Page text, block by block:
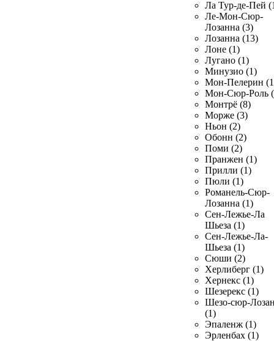
Ла Тур-де-Пей
Ле-Мон-Сюр-
Лозанна (3)
Лозанна (13)
Лоне (1)
Лугано (1)
Минузио (1)
Мон-Пелерин
Мон-Сюр-Роль
Монтрё (8)
Морже (3)
Ньон (2)
Обонн (2)
Поми (2)
Пранжен (1)
Прилли (1)
Пюли (1)
Романель-Сюр-
Лозанна (1)
Сен-Лежье-Ла
Шьеза (1)
Сен-Лежье-Ла-
Шьеза (1)
Сюши (2)
Херлиберг (1)
Хернекс (1)
Шезерекс (1)
Шезо-сюр-
(1)
Эпаленж (1)
Эрленбах (1)